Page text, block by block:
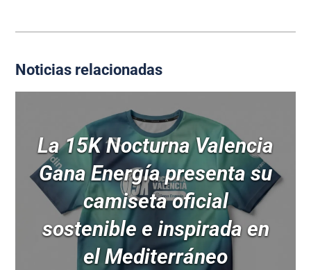
Noticias relacionadas
La 15K Nocturna Valencia
Gana Energía presenta su
camiseta oficial
sostenible e inspirada en
el Mediterráneo